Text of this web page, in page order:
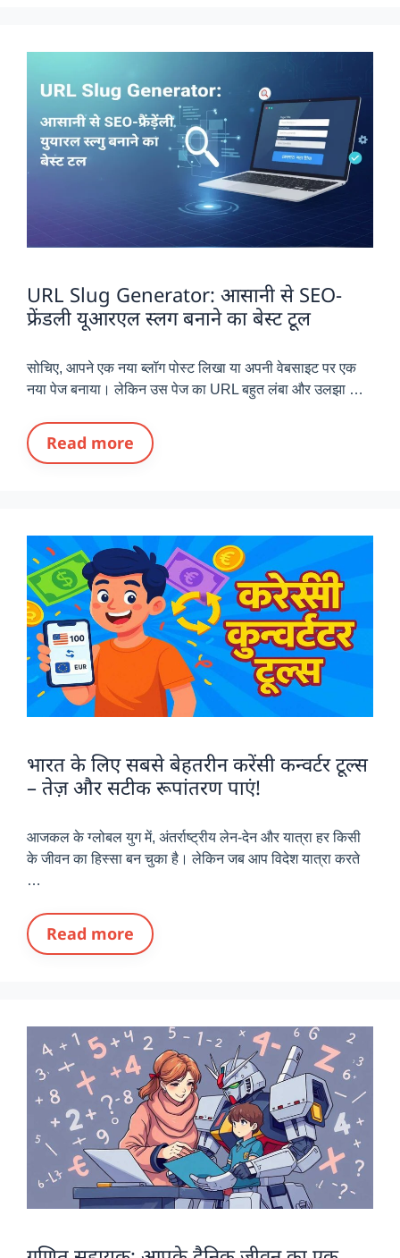
URL Slug Generator: आसानी से SEO-
फ्रेंडली यूआरएल स्लग बनाने का बेस्ट टूल
सोचिए, आपने एक नया ब्लॉग पोस्ट लिखा या अपनी वेबसाइट पर एक
नया पेज बनाया। लेकिन उस पेज का URL बहुत लंबा और उलझा …
Read more
भारत के लिए सबसे बेहतरीन करेंसी कन्वर्टर टूल्स
– तेज़ और सटीक रूपांतरण पाएं!
आजकल के ग्लोबल युग में, अंतर्राष्ट्रीय लेन-देन और यात्रा हर किसी
के जीवन का हिस्सा बन चुका है। लेकिन जब आप विदेश यात्रा करते
…
Read more